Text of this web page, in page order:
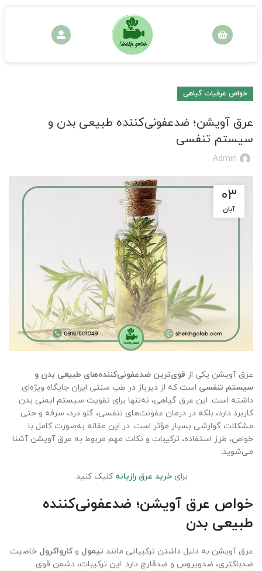
خواص عرقیات گیاهی
عرق آویشن؛ ضدعفونی‌کننده طبیعی بدن و
سیستم تنفسی
Admin
۰۳
آبان
عرق آویشن یکی از قوی‌ترین ضدعفونی‌کننده‌های طبیعی بدن و
سیستم تنفسی است که از دیرباز در طب سنتی ایران جایگاه ویژه‌ای
داشته است. این عرق گیاهی، نه‌تنها برای تقویت سیستم ایمنی بدن
کاربرد دارد، بلکه در درمان عفونت‌های تنفسی، گلو درد، سرفه و حتی
مشکلات گوارشی بسیار مؤثر است. در این مقاله به‌صورت کامل با
خواص، طرز استفاده، ترکیبات و نکات مهم مربوط به عرق آویشن آشنا
می‌شوید.
برای خرید عرق رازیانه کلیک کنید.
خواص عرق آویشن؛ ضدعفونی‌کننده
طبیعی بدن
عرق آویشن به دلیل داشتن ترکیباتی مانند تیمول وکارواکرول خاصیت
ضدباکتری، ضدویروس و ضدقارچ دارد. این ترکیبات، دشمن قوی